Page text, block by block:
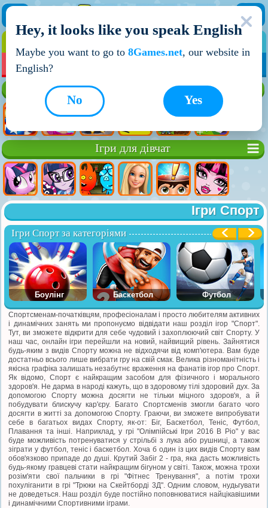
НОВІ ІГРИ
Ігри для дівчат
Ігри Спорт
Ігри Спорт за категоріями
Боулінг Баскетбол Футбол
Спортсменам-початківцям, професіоналам і просто любителям активних
і динамічних занять ми пропонуємо відвідати наш розділ ігор "Спорт".
Тут, ви зможете відкрити для себе чудовий і захоплюючий світ Спорту. У
наш час, онлайн ігри перейшли на новий, найвищий рівень. Зайнятися
будь-яким з видів Спорту можна не відходячи від комп'ютера. Вам буде
достатньо всього лише вибрати гру на свій смак. Велика різноманітність і
якісна графіка залишать незабутнє враження на фанатів ігор про Спорт.
Як відомо, Спорт є найкращим засобом для фізичного і морального
здоров'я. Не дарма в народі кажуть, що в здоровому тілі здоровий дух. За
допомогою Спорту можна досягти не тільки міцного здоров'я, а й
побудувати блискучу кар'єру. Багато Спортсменів змогли багато чого
досягти в житті за допомогою Спорту. Граючи, ви зможете випробувати
себе в багатьох видах Спорту, як-от: Біг, Баскетбол, Теніс, Футбол,
Плавання та інші. Наприклад, у грі "Олімпійські Ігри 2016 В Ріо" у вас
буде можливість потренуватися у стрільбі з лука або рушниці, а також
зіграти у футбол, теніс і баскетбол. Хоча б один із цих видів Спорту вам
обов'язково припаде до душі. Крутий Забіг 2 - гра, яка дасть можливість
будь-якому гравцеві стати найкращим бігуном у світі. Також, можна трохи
розім'яти свої пальчики в грі "Фітнес Тренування", а потім трохи
похуліганити в грі "Трюки на Скейтборді 3Д". Одним словом, нудьгувати
не доведеться. Наш розділ буде постійно поповнюватися найцікавішими
і динамічними Спортивними іграми.
Hey, it looks like you speak English
Maybe you want to go to 8Games.net, our website in
English?
Yes
No